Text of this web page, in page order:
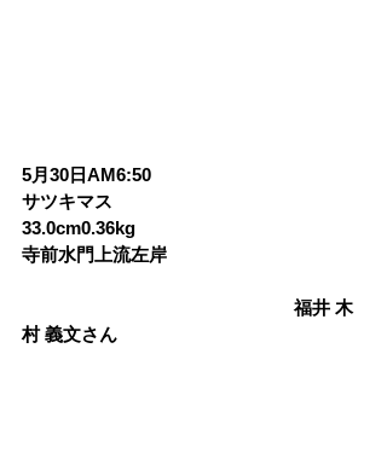
5月30日AM6:50
サツキマス
33.0cm0.36kg
寺前水門上流左岸
福井 木
村 義文さん